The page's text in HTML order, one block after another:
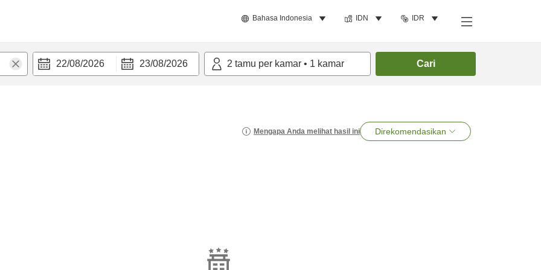
Bahasa Indonesia IDN IDR
22/08/2026 23/08/2026 2 tamu per kamar • 1 kamar Cari
Mengapa Anda melihat hasil ini Direkomendasikan